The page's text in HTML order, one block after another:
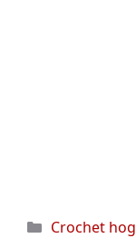
Categorías
Crochet